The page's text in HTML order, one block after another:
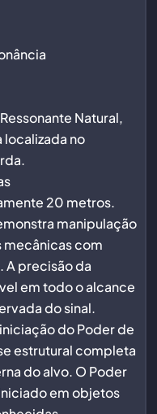
Natural,
localizada no
20 metros.
manipulação
com
A precisão da
em todo o alcance
do sinal.
do Poder de
estrutural completa
do alvo. O Poder
em objetos